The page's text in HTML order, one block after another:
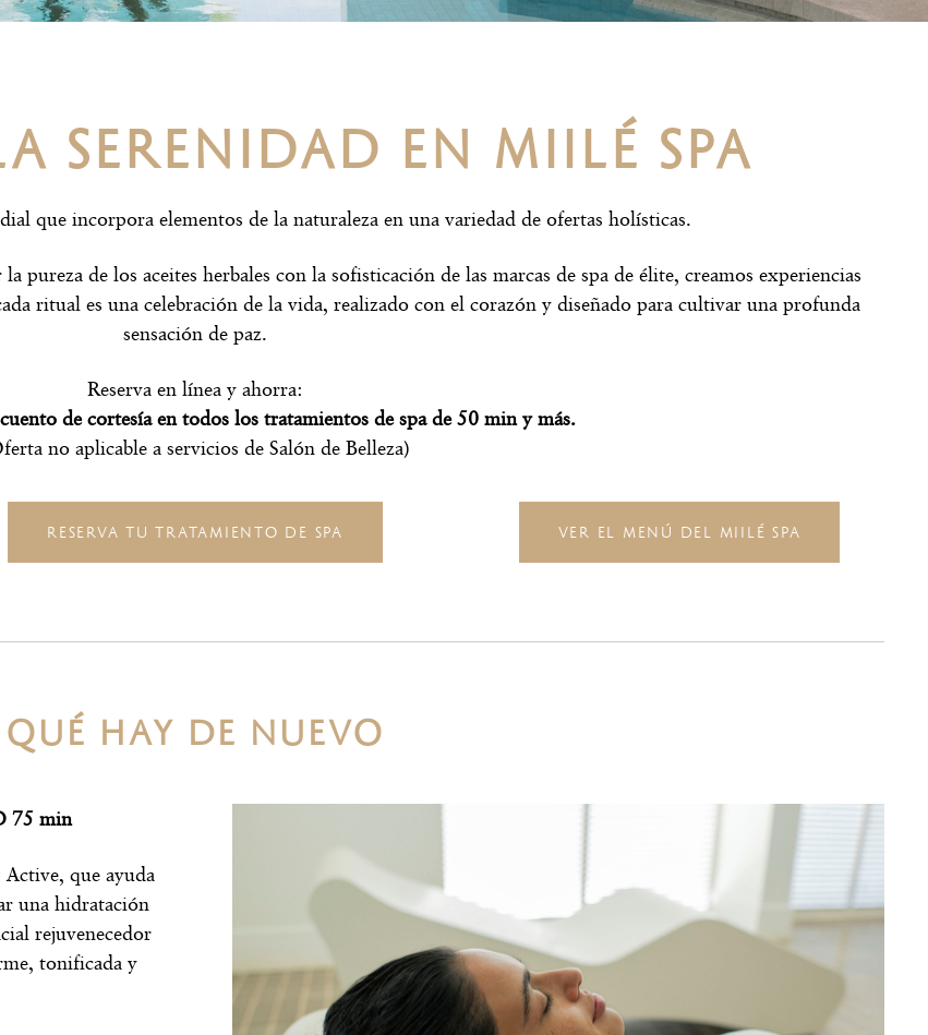
SERENIDAD EN MIILÉ SPA
que incorpora elementos de la naturaleza en una variedad de ofertas holísticas.
de los aceites herbales con la sofisticación de las marcas de spa de élite, creamos experiencias
ritual es una celebración de la vida, realizado con el corazón y diseñado para cultivar una profunda
sensación de paz.
Reserva en línea y ahorra:
de cortesía en todos los tratamientos de spa de 50 min y más.
no aplicable a servicios de Salón de Belleza)
RESERVA TU TRATAMIENTO DE SPA VER EL MENÚ DEL MIILÉ SPA
QUÉ HAY DE NUEVO
75 min
que ayuda
una hidratación
rejuvenecedor
tonificada y